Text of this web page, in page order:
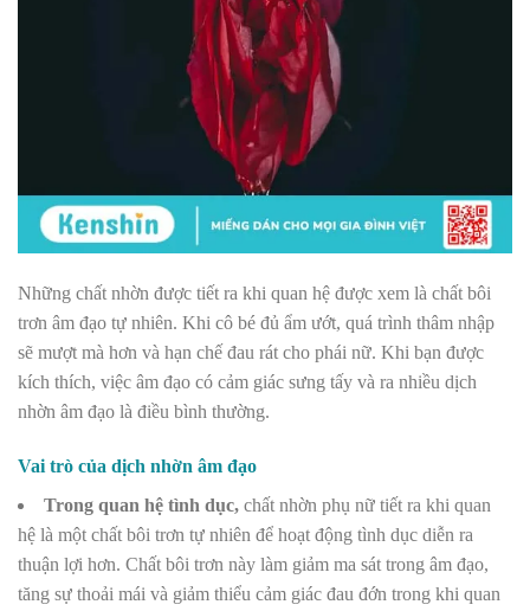
Những chất nhờn được tiết ra khi quan hệ được xem là chất bôi
trơn âm đạo tự nhiên. Khi cô bé đủ ẩm ướt, quá trình thâm nhập
sẽ mượt mà hơn và hạn chế đau rát cho phái nữ. Khi bạn được
kích thích, việc âm đạo có cảm giác sưng tấy và ra nhiều dịch
nhờn âm đạo là điều bình thường.
Vai trò của dịch nhờn âm đạo
Trong quan hệ tình dục, chất nhờn phụ nữ tiết ra khi quan
hệ là một chất bôi trơn tự nhiên để hoạt động tình dục diễn ra
thuận lợi hơn. Chất bôi trơn này làm giảm ma sát trong âm đạo,
tăng sự thoải mái và giảm thiểu cảm giác đau đớn trong khi quan